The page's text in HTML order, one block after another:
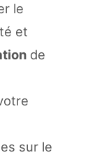
le
et
de
sur le